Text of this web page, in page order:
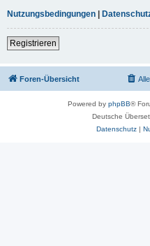
Nutzungsbedingungen |
Registrieren
Foren-Übersicht
Powered by phpBB®
Deutsche
Datenschutz|